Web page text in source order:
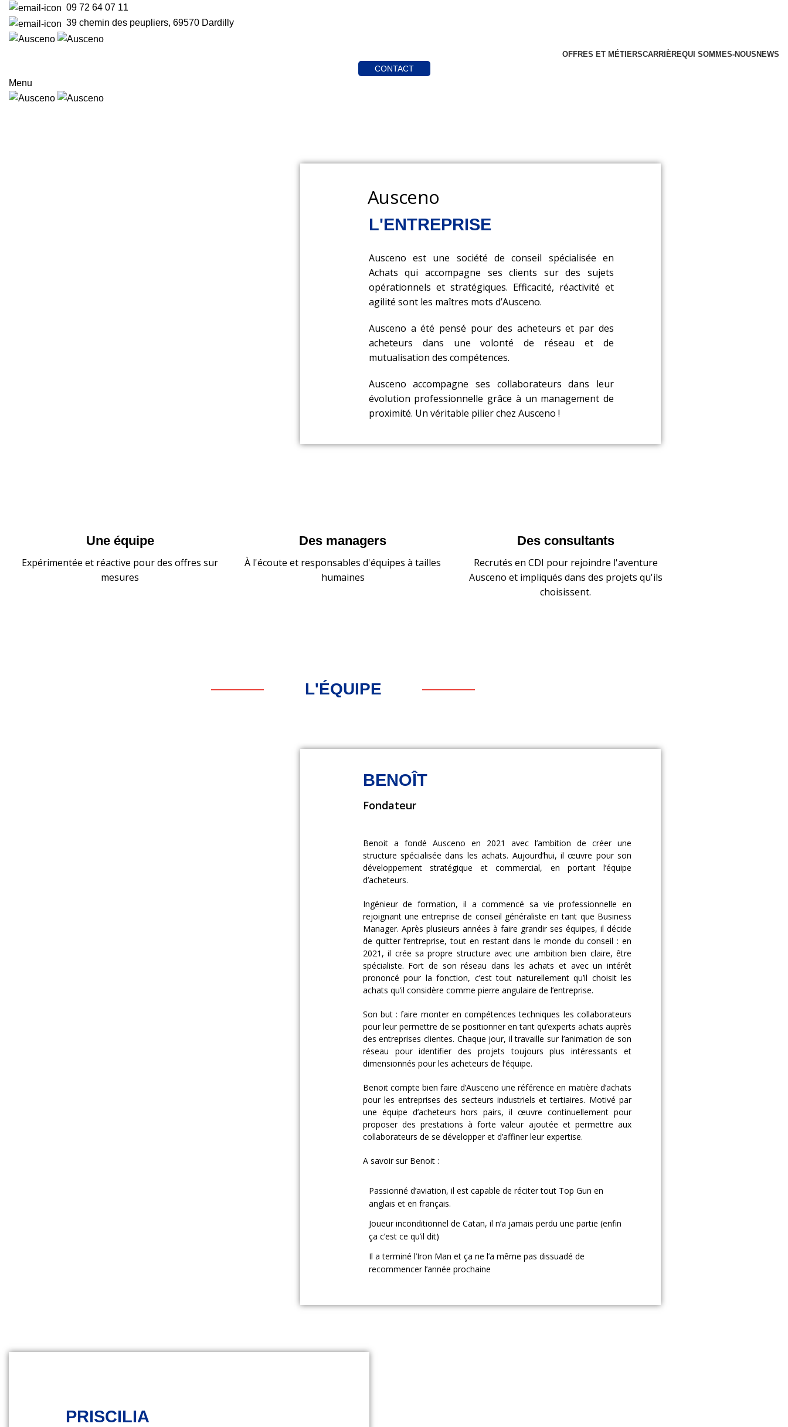
09 72 64 07 11
39 chemin des peupliers, 69570 Dardilly
OFFRES ET MÉTIERSCARRIÈREQUI SOMMES-NOUS NEWS
CONTACT
Menu
Ausceno
L'ENTREPRISE
Ausceno est une société de conseil spécialisée en
Achats qui accompagne ses clients sur des sujets
opérationnels et stratégiques. Efficacité, réactivité et
agilité sont les maîtres mots d’Ausceno.
Ausceno a été pensé pour des acheteurs et par des
acheteurs dans une volonté de réseau et de
mutualisation des compétences.
Ausceno accompagne ses collaborateurs dans leur
évolution professionnelle grâce à un management de
proximité. Un véritable pilier chez Ausceno !
Une équipe
Expérimentée et réactive pour des offres sur
mesures
Des managers
À l'écoute et responsables d'équipes à tailles
humaines
Des consultants
Recrutés en CDI pour rejoindre l'aventure
Ausceno et impliqués dans des projets qu'ils
choisissent.
L'ÉQUIPE
BENOÎT
Fondateur
Benoit a fondé Ausceno en 2021 avec l’ambition de créer une
structure spécialisée dans les achats. Aujourd’hui, il œuvre pour son
développement stratégique et commercial, en portant l’équipe
d’acheteurs.
Ingénieur de formation, il a commencé sa vie professionnelle en
rejoignant une entreprise de conseil généraliste en tant que Business
Manager. Après plusieurs années à faire grandir ses équipes, il décide
de quitter l’entreprise, tout en restant dans le monde du conseil : en
2021, il crée sa propre structure avec une ambition bien claire, être
spécialiste. Fort de son réseau dans les achats et avec un intérêt
prononcé pour la fonction, c’est tout naturellement qu’il choisit les
achats qu’il considère comme pierre angulaire de l’entreprise.
Son but : faire monter en compétences techniques les collaborateurs
pour leur permettre de se positionner en tant qu’experts achats auprès
des entreprises clientes. Chaque jour, il travaille sur l’animation de son
réseau pour identifier des projets toujours plus intéressants et
dimensionnés pour les acheteurs de l’équipe.
Benoit compte bien faire d’Ausceno une référence en matière d’achats
pour les entreprises des secteurs industriels et tertiaires. Motivé par
une équipe d’acheteurs hors pairs, il œuvre continuellement pour
proposer des prestations à forte valeur ajoutée et permettre aux
collaborateurs de se développer et d’affiner leur expertise.
A savoir sur Benoit :
Passionné d’aviation, il est capable de réciter tout Top Gun en
anglais et en français.
Joueur inconditionnel de Catan, il n’a jamais perdu une partie (enfin
ça c’est ce qu’il dit)
Il a terminé l’Iron Man et ça ne l’a même pas dissuadé de
recommencer l’année prochaine
PRISCILIA